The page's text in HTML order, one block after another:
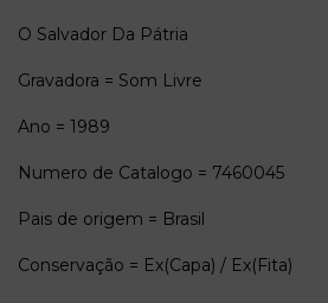
O Salvador Da Pátria
Gravadora = Som Livre
Ano = 1989
Numero de Catalogo = 7460045
Pais de origem = Brasil
Conservação = Ex(Capa) / Ex(Fita)